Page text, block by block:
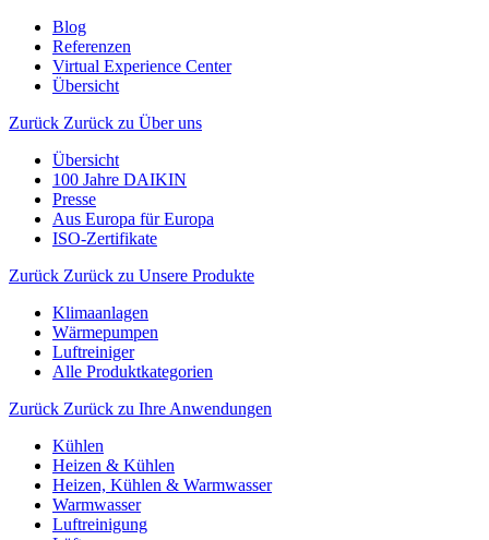
Blog
Referenzen
Virtual Experience Center
Übersicht
Zurück Zurück zu Über uns
Übersicht
100 Jahre DAIKIN
Presse
Aus Europa für Europa
ISO-Zertifikate
Zurück Zurück zu Unsere Produkte
Klimaanlagen
Wärmepumpen
Luftreiniger
Alle Produktkategorien
Zurück Zurück zu Ihre Anwendungen
Kühlen
Heizen & Kühlen
Heizen, Kühlen & Warmwasser
Warmwasser
Luftreinigung